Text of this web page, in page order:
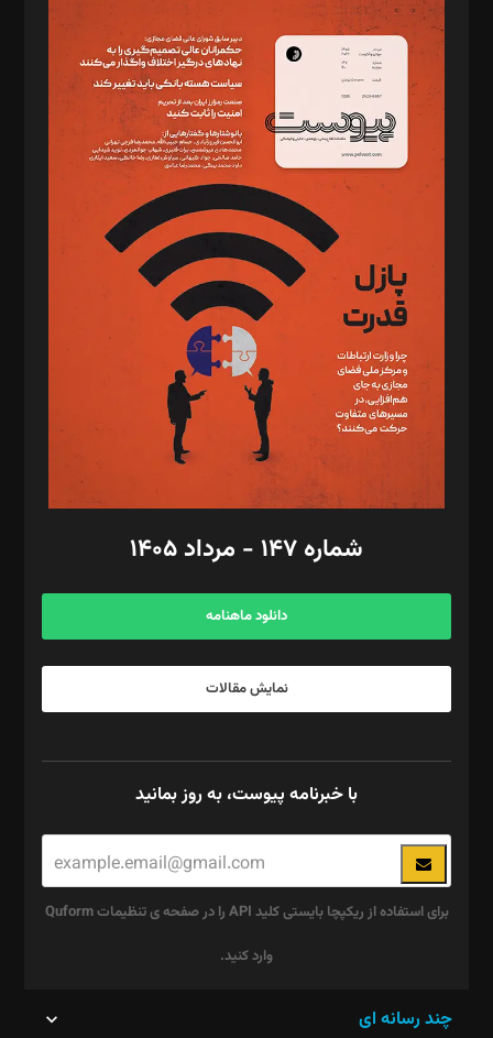
سردبیر: مهرک محمودی
دبیر تحریریه: میثم قاسمی
د‌بیر ناداستان: سمانه سمیع
د‌بیر خدمت و تجارت: ابوالفضل رجبی
د‌بیر حقوق فناوری: حسام‌الدین ایپکچی
د‌بیر پیوست جهان: مینا پاکدل
د‌بیر تحریریه آنلاین: بابک نقاش
تحریریه‌: مجتبی محمود‌ی، آرش برهمند، یسنا امان‌پور، سروش کرمیان،
مصطفی مسجدی آرانی، ابوالفضل رجبی، زهرا فکرانه، فائزه فتحی
رستمی،مصطفی باستان
ویرایش: نگار استاد‌‌آقا
طراح یونیفرم: مجید توکلی
فیلمبرداری و عکاسی: امیر شفیعی، مانی لطفی زاده
گرافیک و صفحه‌آرایی: سید‌سبحان‌علی ثابت
مد‌یر توسعه تجاری: کامبیز برید‌
امور مالی: شاپور رهبری، محمد‌ کاظمی‌نیا
آگهی و مشترکین: ۰۹۱۹۹۹۹۰۴۵۴
شماره ۱۴۷ - مرداد ۱۴۰۵
دانلود ماهنامه
نمایش مقالات
با خبرنامه پیوست، به روز بمانید
برای استفاده از ریکپچا بایستی کلید API را در صفحه ی تنظیمات Quform
وارد کنید.
چند رسانه ای